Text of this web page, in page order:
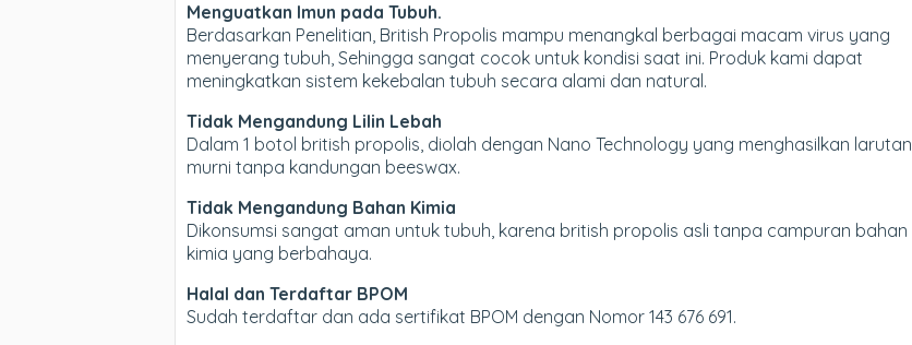
Menguatkan Imun pada Tubuh.
Berdasarkan Penelitian, British Propolis mampu menangkal berbagai macam virus yang
menyerang tubuh, Sehingga sangat cocok untuk kondisi saat ini. Produk kami dapat
meningkatkan sistem kekebalan tubuh secara alami dan natural.
Tidak Mengandung Lilin Lebah
Dalam 1 botol british propolis, diolah dengan Nano Technology yang menghasilkan larutan
murni tanpa kandungan beeswax.
Tidak Mengandung Bahan Kimia
Dikonsumsi sangat aman untuk tubuh, karena british propolis asli tanpa campuran bahan
kimia yang berbahaya.
Halal dan Terdaftar BPOM
Sudah terdaftar dan ada sertifikat BPOM dengan Nomor 143 676 691.